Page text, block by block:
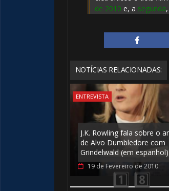
de 2010 e, a segunda
NOTÍCIAS RELACIONADAS:
ENTREVISTA
J.K. Rowling fala sobre o
de Alvo Dumbledore com
Grindelwald (em espanhol)
19 de Fevereiro de 2010
🎈
🎂